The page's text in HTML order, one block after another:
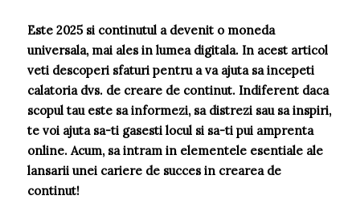
Este 2025 si continutul a devenit o moneda
universala, mai ales in lumea digitala. In acest articol
veti descoperi sfaturi pentru a va ajuta sa incepeti
calatoria dvs. de creare de continut. Indiferent daca
scopul tau este sa informezi, sa distrezi sau sa inspiri,
te voi ajuta sa-ti gasesti locul si sa-ti pui amprenta
online. Acum, sa intram in elementele esentiale ale
lansarii unei cariere de succes in crearea de
continut!